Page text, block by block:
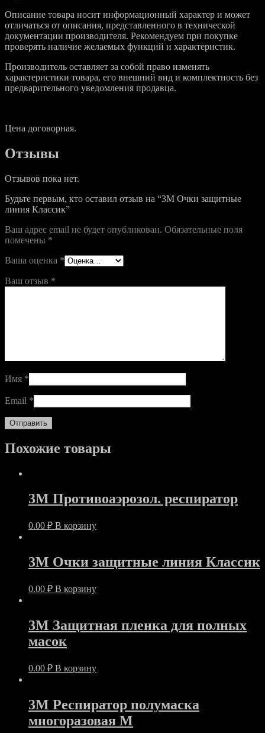
Описание товара носит информационный характер и может
отличаться от описания, представленного в технической
документации производителя. Рекомендуем при покупке
проверять наличие желаемых функций и характеристик.
Производитель оставляет за собой право изменять
характеристики товара, его внешний вид и комплектность без
предварительного уведомления продавца.
Цена договорная.
Отзывы
Отзывов пока нет.
Будьте первым, кто оставил отзыв на “3M Очки защитныe
линия Классик”
Ваш адрес email не будет опубликован. Обязательные поля
помечены *
Ваша оценка *
Ваш отзыв *
Имя *
Email *
Похожие товары
3М Противоаэрозол. респиратор
0.00 ₽ В корзину
3M Очки защитныe линия Классик
0.00 ₽ В корзину
3M Защитная пленка для полных
масок
0.00 ₽ В корзину
3M Респиратор полумаска
многоразовая M